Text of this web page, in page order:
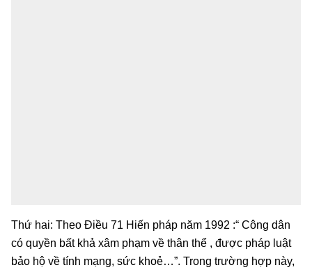
Thứ hai: Theo Điều 71 Hiến pháp năm 1992 :“ Công dân
có quyền bất khả xâm phạm về thân thể , được pháp luật
bảo hộ về tính mạng, sức khoẻ…”. Trong trường hợp này,